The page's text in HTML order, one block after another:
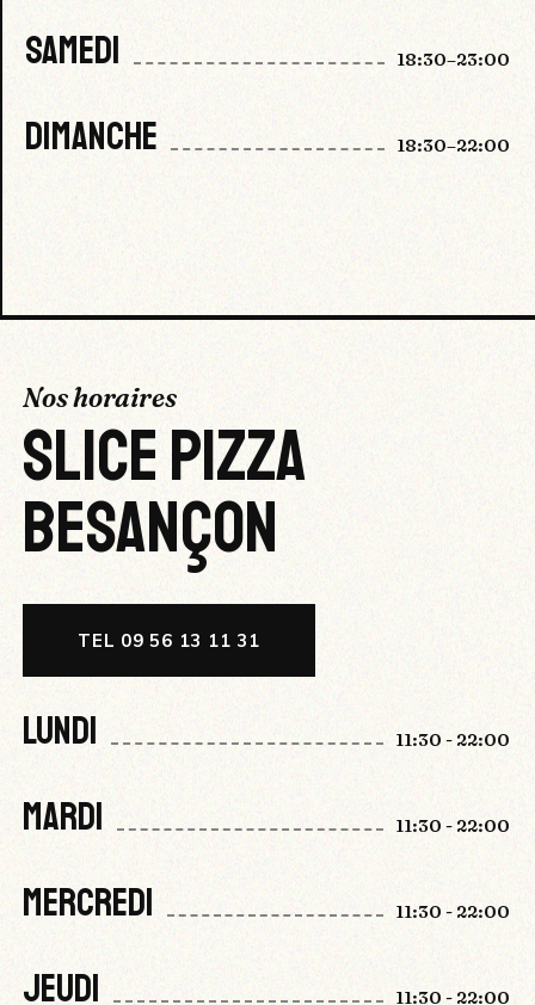
SAMEDI 18:30–23:00
DIMANCHE 18:30–22:00
Nos horaires
SLICE PIZZA
BESANÇON
TEL 09 56 13 11 31
LUNDI 11:30 - 22:00
MARDI 11:30 - 22:00
MERCREDI 11:30 - 22:00
JEUDI 11:30 - 22:00